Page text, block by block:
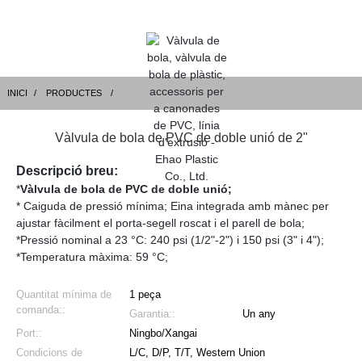
INICI PRODUCTES
Vàlvula de bola de PVC de doble unió de 2"
Descripció breu:
*Vàlvula de bola de PVC de doble unió;
* Caiguda de pressió mínima; Eina integrada amb mànec per
ajustar fàcilment el porta-segell roscat i el parell de bola;
*Pressió nominal a 23 °C: 240 psi (1/2"-2") i 150 psi (3" i 4");
*Temperatura màxima: 59 °C;
Quantitat mínima de
comanda::
1 peça
Garantia::
Un any
Port::
Ningbo/Xangai
Condicions de
L/C, D/P, T/T, Western Union